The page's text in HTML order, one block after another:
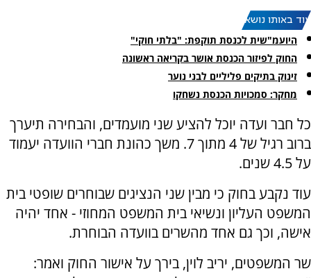
עוד באותו נושא:
היועמ"שית לכנסת תוקפת: "בלתי חוקי"
החוק לפיזור הכנסת אושר בקריאה ראשונה
זינוק בתיקים פליליים לבני נוער
מחקר: סמכויות הכנסת נשחקו
כל חבר ועדה יוכל להציע שני מועמדים, והבחירה תיערך
ברוב רגיל של 4 מתוך 7. משך כהונת חברי הוועדה יעמוד
על 4.5 שנים.
עוד נקבע בחוק כי מבין שני הנציגים שבוחרים שופטי בית
המשפט העליון ונשיאי בית המשפט המחוזי - אחד יהיה
אישה, וכך גם אחד מהשרים בוועדה הבוחרת.
שר המשפטים, יריב לוין, בירך על אישור החוק ואמר: